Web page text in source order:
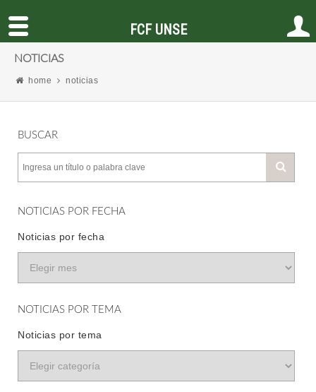
NOTICIAS
home noticias
BUSCAR
NOTICIAS POR FECHA
Noticias por fecha
NOTICIAS POR TEMA
Noticias por tema
FCF UNSE